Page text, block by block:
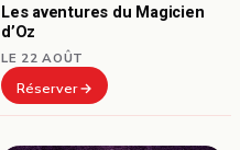
Les aventures du Magicien
d’Oz
LE 22 AOÛT
Réserver